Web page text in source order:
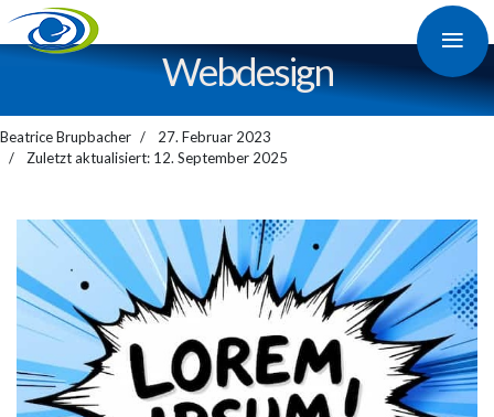
Web­design
Beatrice Brupbacher
27. Februar 2023
Zuletzt aktualisiert: 12. September 2025
≡